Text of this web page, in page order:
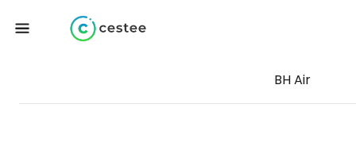
BH Air